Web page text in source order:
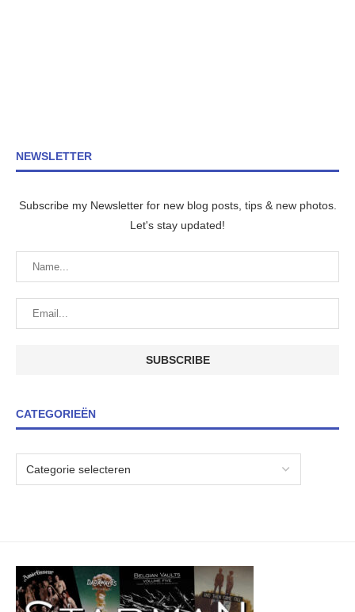
NEWSLETTER
Subscribe my Newsletter for new blog posts, tips & new photos.
Let's stay updated!
CATEGORIEËN